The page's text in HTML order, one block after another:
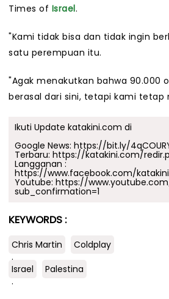
Times of Israel.
"Kami tidak bisa dan tidak ingin
satu perempuan itu.
"Agak menakutkan bahwa 90.000
berasal dari sini, tetapi kami tetap
Ikuti Update katakini.com di
Google News: https://bit.ly/
Terbaru: https://katakini.com/
Langganan :
https://www.facebook.com/
Youtube: https://
sub_confirmation=1
KEYWORDS :
Chris Martin
Coldplay
.
Israel
Palestina
.